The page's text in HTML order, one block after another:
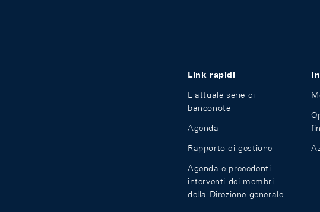
Link rapidi
L'attuale serie di
banconote
Agenda
Rapporto di gestione
Agenda e precedenti
interventi dei membri
della Direzione generale